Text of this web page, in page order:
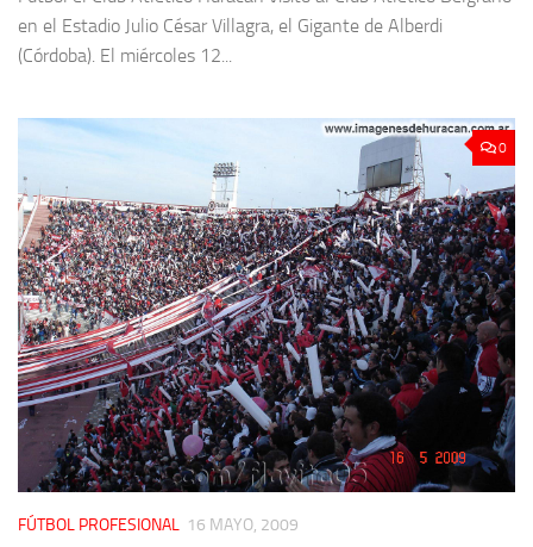
en el Estadio Julio César Villagra, el Gigante de Alberdi
(Córdoba). El miércoles 12...
0
FÚTBOL PROFESIONAL 16 MAYO, 2009